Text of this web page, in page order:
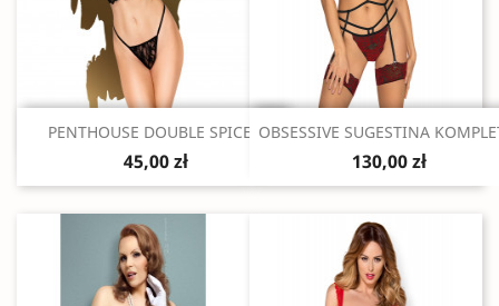
Szybki podgląd
PENTHOUSE DOUBLE SPICE...
45,00 zł
Szybki podgląd
OBSESSIVE SUGESTINA
130,00 zł